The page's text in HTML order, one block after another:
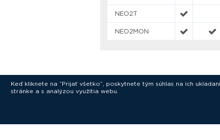
NEO2T
NEO2MON
Keď kliknete na “Prijať všetko”, poskytnete tým súhlas na ich
stránke a s analýzou využitia webu.